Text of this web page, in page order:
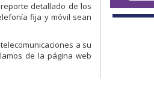
detallado de los
fija y móvil sean
a su
de la página web